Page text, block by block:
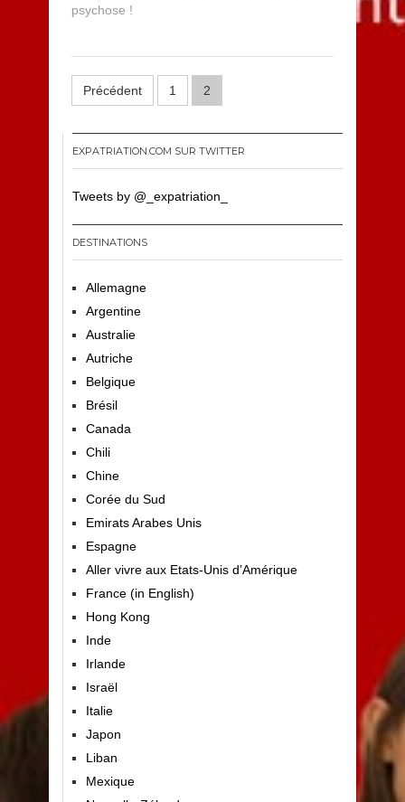
psychose !
Pagination
des
publications
Précédent 1 2
EXPATRIATION.COM SUR TWITTER
Tweets by @_expatriation_
DESTINATIONS
Allemagne
Argentine
Australie
Autriche
Belgique
Brésil
Canada
Chili
Chine
Corée du Sud
Emirats Arabes Unis
Espagne
Aller vivre aux Etats-Unis d’Amérique
France (in English)
Hong Kong
Inde
Irlande
Israël
Italie
Japon
Liban
Mexique